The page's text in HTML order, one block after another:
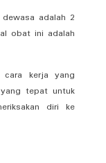
adalah 2
obat ini adalah
kerja yang
tepat untuk
diri ke